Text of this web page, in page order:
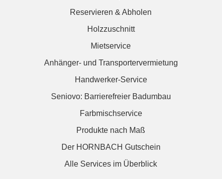
Reservieren & Abholen
Holzzuschnitt
Mietservice
Anhänger- und Transportervermietung
Handwerker-Service
Seniovo: Barrierefreier Badumbau
Farbmischservice
Produkte nach Maß
Der HORNBACH Gutschein
Alle Services im Überblick